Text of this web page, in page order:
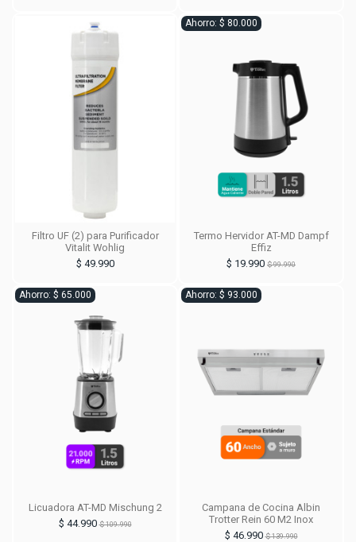
Filtro UF (2) para Purificador
Vitalit Wohlig
$ 49.990
Ahorro: $ 80.000
Termo Hervidor AT-MD Dampf
Effiz
$ 19.990 $ 99.990
Ahorro: $ 65.000
Licuadora AT-MD Mischung 2
$ 44.990$ 109.990
Ahorro: $ 93.000
Campana de Cocina Albin
Trotter Rein 60 M2 Inox
$ 46.990$ 139.990